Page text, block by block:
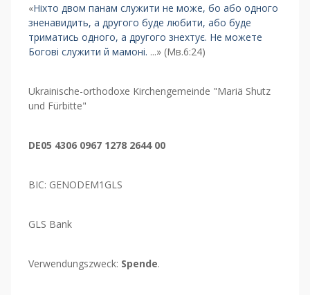
«Ніхто двом панам служити не може, бо або одного
зненавидить, а другого буде любити, або буде
триматись одного, а другого знехтує. Не можете
Богові служити й мамоні. ...» (Мв.6:24)
Ukrainische-orthodoxe Kirchengemeinde "Mariä Shutz
und Fürbitte"
DE05 4306 0967 1278 2644 00
BIC: GENODEM1GLS
GLS Bank
Verwendungszweck: Spende.